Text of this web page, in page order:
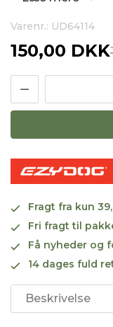
Varenr.: UD64114
150,00 DKK
Fragt fra kun
Fri fragt til
Få nyheder og
14 dages fuld
Beskrivelse